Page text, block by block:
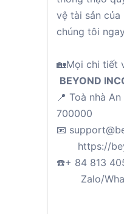
vệ tài sản
chúng tôi
🏡Mọi chi tiết
BEYOND
📍 Toà nhà
700000
📧
https://
☎️+ 84 813
Zalo/